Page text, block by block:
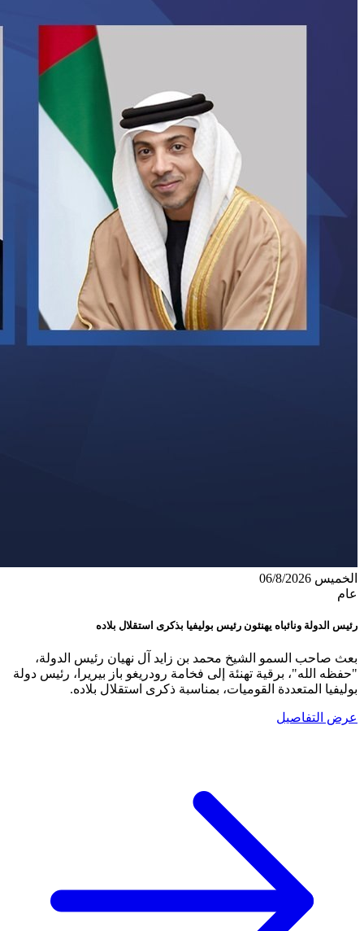
الخميس 06/8/2026
عام
رئيس الدولة ونائباه يهنئون رئيس بوليفيا بذكرى استقلال بلاده
بعث صاحب السمو الشيخ محمد بن زايد آل نهيان رئيس الدولة،
"حفظه الله"، برقية تهنئة إلى فخامة رودريغو باز بيريرا، رئيس دولة
بوليفيا المتعددة القوميات، بمناسبة ذكرى استقلال بلاده.
عرض التفاصيل